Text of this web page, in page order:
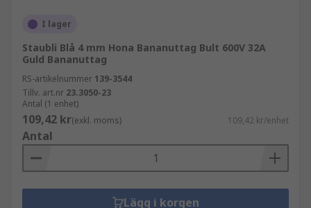
I lager
Staubli Blå 4 mm Hona Bananuttag Bult 600V 32A
Guld Bananuttag
RS-artikelnummer 139-3544
Tillv. art.nr 23.3050-23
Antal (1 enhet)
109,42 kr(exkl. moms) 109,42 kr/enhet
Antal
Lägg i korgen